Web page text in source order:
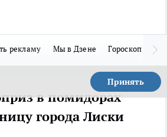
рекламу Мы в Дзене Гороскоп
Принять
в помидорах
города Лиски